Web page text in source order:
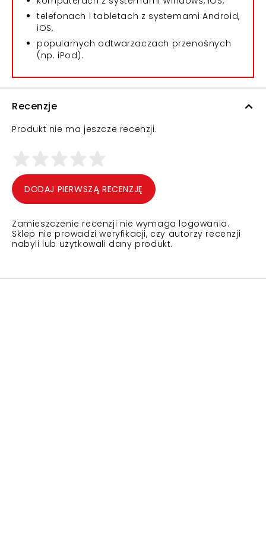
telefonach i tabletach z systemami Android,
iOS,
popularnych odtwarzaczach przenośnych
(np. iPod).
Recenzje
Produkt nie ma jeszcze recenzji.
DODAJ PIERWSZĄ RECENZJĘ
Zamieszczenie recenzji nie wymaga logowania.
Sklep nie prowadzi weryfikacji, czy autorzy recenzji
nabyli lub użytkowali dany produkt.